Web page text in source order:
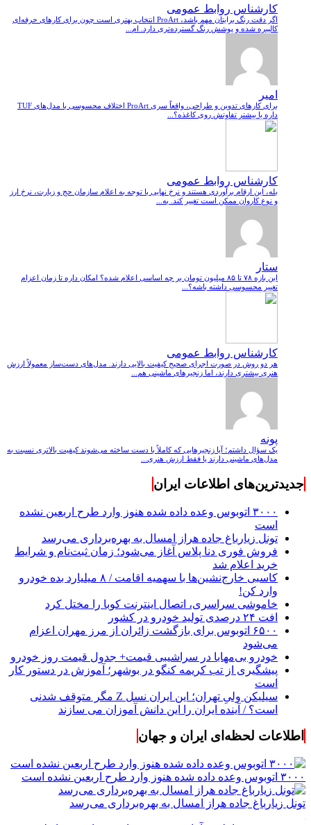
کارشناس روابط عمومی
اگر دقت رنگ برایتان مهم باشد، ProArt انتخاب بهتری است چون برای کارهای حرفه‌ای
کالیبره شده و پوشش رنگ گسترده‌تری دارد. ام...
امیر
برای کارهای تدوین و طراحی، واقعاً سری ProArt اختلاف محسوسی با مدل‌های TUF
داره یا بیشتر تفاوتش روی کاغذه؟...
کارشناس روابط عمومی
بله، این ارقام برآوردی هستند و نرخ نهایی با توجه به اعلام سازمان حج و زیارت، نرخ ارز
و نوع کاروان ممکن است تغییر کند. به...
ستار
این بازه ۷۸ تا ۸۵ میلیون تومان بر چه اساسی اعلام شده؟ امکان داره تا زمان اعزام
تغییر محسوسی داشته باشه؟...
کارشناس روابط عمومی
هر دو روش در صورت اجرای صحیح کیفیت بالایی دارند. مدل‌های دست‌ساز معمولاً ارزش
هنری بیشتری دارند، اما زنجیرهای ماشینی هم...
پونه
یک سؤال داشتم؛ آیا زنجیرهایی که کاملاً با دست ساخته می‌شوند کیفیت بالاتری نسبت به
مدل‌های ماشینی دارند یا فقط ارزش هنری...
جدیدترین‌های اطلاعات ایران
۳۰۰۰ اتوبوس وعده داده شده هنوز وارد طرح اربعین نشده
است
تونل زیارباغ جاده هراز امسال به بهره‌برداری می‌رسد
فروش فوری دنا پلاس آغاز می‌شود؛ زمان ثبت‌نام و شرایط
خرید اعلام شد
کاسبی خارج‌نشین‌ها با سهمیه اقامت / ۸ میلیارد بده خودرو
وارد کن!
خاموشی سراسری، اتصال اینترنت کوبا را مختل کرد
افت ۲۴ درصدی تولید خودرو در کشور
۶۵۰۰ اتوبوس برای بازگشت زائران از مرز مهران اعزام
می‌شود
خودرو بی‌مهابا در سراشیبی قیمت+ جدول قیمت روز خودرو
پیشگیری از تب کریمه کنگو در بوشهر؛ آموزش در دستور کار
است
سیلیکن ولیِ تهران؛ این ایران نسل Z مگر متوقف شدنی
است؟ / آینده ایران را این دانش آموزان می سازند
اطلاعات لحظه‌ای ایران و جهان
۳۰۰۰ اتوبوس وعده داده شده هنوز وارد طرح اربعین نشده است
تونل زیارباغ جاده هراز امسال به بهره‌برداری می‌رسد